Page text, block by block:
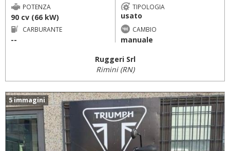
POTENZA
90 cv (66 kW)
TIPOLOGIA
usato
CARBURANTE
--
CAMBIO
manuale
Ruggeri Srl
Rimini (RN)
5 immagini